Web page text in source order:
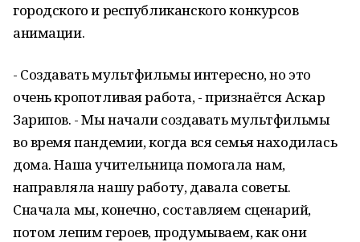
городского и республиканского конкурсов
анимации.
- Создавать мультфильмы интересно, но это
очень кропотливая работа, - признаётся Аскар
Зарипов. - Мы начали создавать мультфильмы
во время пандемии, когда вся семья находилась
дома. Наша учительница помогала нам,
направляла нашу работу, давала советы.
Сначала мы, конечно, составляем сценарий,
потом лепим героев, продумываем, как они